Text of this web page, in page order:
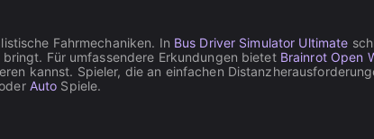
Fahrmechaniken. In Bus Driver Simulator Ultimate
Für umfassendere Erkundungen bietet Brainrot Open
kannst. Spieler, die an einfachen
Auto Spiele.